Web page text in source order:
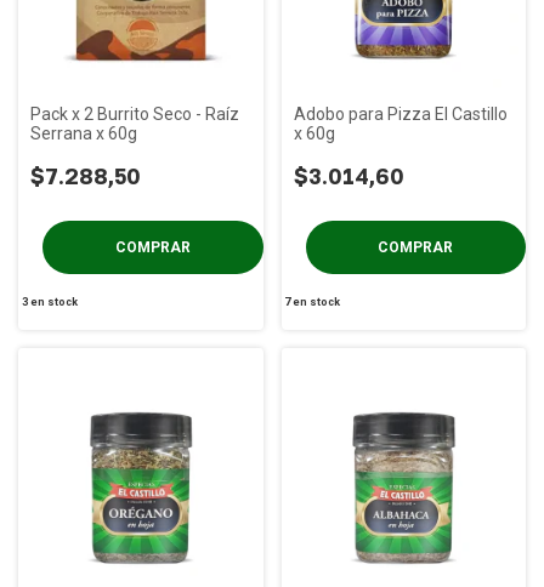
Pack x 2 Burrito Seco - Raíz
Serrana x 60g
$7.288,50
3en stock
Adobo para Pizza El Castillo
x 60g
$3.014,60
7en stock